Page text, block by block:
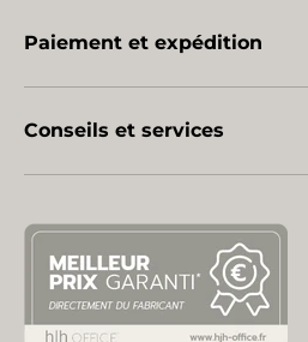
Paiement et expédition
Conseils et services